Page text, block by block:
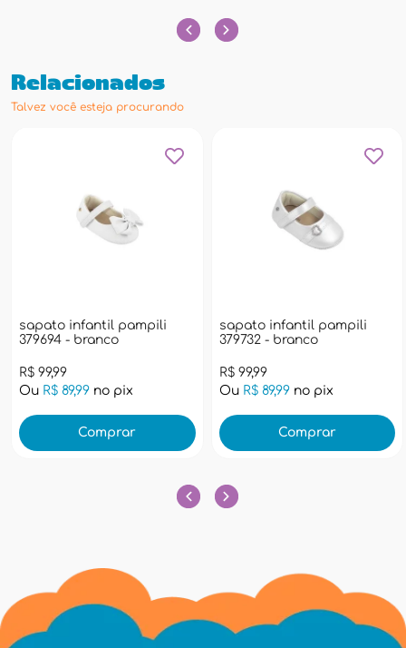
Relacionados
Talvez você esteja procurando
sapato infantil pampili
379694 - branco
R$ 99,99
Ou R$ 89,99 no pix
Comprar
sapato infantil pampili
379732 - branco
R$ 99,99
Ou R$ 89,99no pix
Comprar